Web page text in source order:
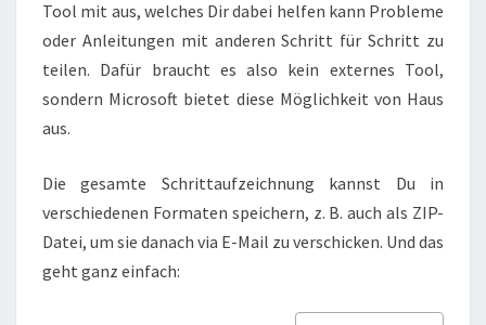
Tool mit aus, welches Dir dabei helfen kann Probleme
oder Anleitungen mit anderen Schritt für Schritt zu
teilen. Dafür braucht es also kein externes Tool,
sondern Microsoft bietet diese Möglichkeit von Haus
aus.
Die gesamte Schrittaufzeichnung kannst Du in
verschiedenen Formaten speichern, z. B. auch als ZIP-
Datei, um sie danach via E-Mail zu verschicken. Und das
geht ganz einfach: